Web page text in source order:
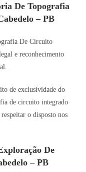
De Topografia
– PB
De Circuito
e reconhecimento
de exclusividade do
de circuito integrado
o disposto nos
De
– PB